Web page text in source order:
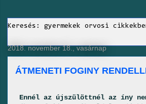
Keresés: gyermekek orvosi
2018. november 18., vasárnap
ÁTMENETI FOGINY
Ennél az újszülöttnél az íny